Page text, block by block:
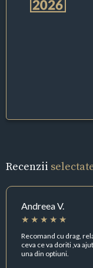
Recenzii
Andreea V.
Recomand cu drag,
ceva ce va doriti ,va
una din optiuni.